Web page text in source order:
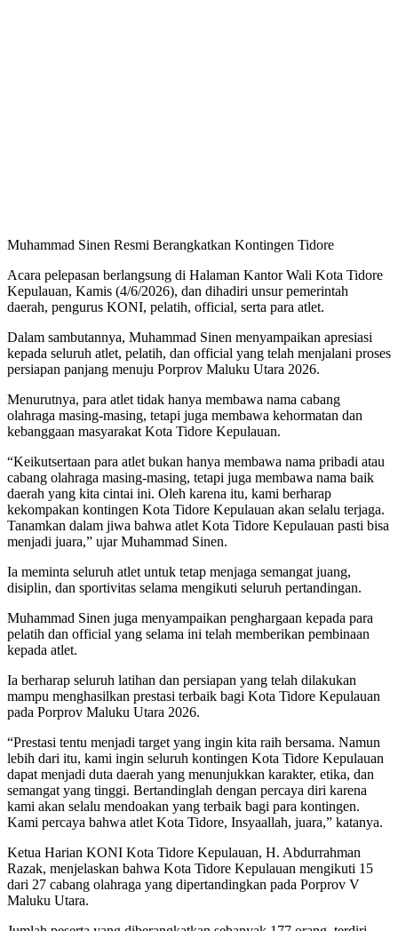
Muhammad Sinen Resmi Berangkatkan Kontingen Tidore
Acara pelepasan berlangsung di Halaman Kantor Wali Kota Tidore
Kepulauan, Kamis (4/6/2026), dan dihadiri unsur pemerintah
daerah, pengurus KONI, pelatih, official, serta para atlet.
Dalam sambutannya, Muhammad Sinen menyampaikan apresiasi
kepada seluruh atlet, pelatih, dan official yang telah menjalani proses
persiapan panjang menuju Porprov Maluku Utara 2026.
Menurutnya, para atlet tidak hanya membawa nama cabang
olahraga masing-masing, tetapi juga membawa kehormatan dan
kebanggaan masyarakat Kota Tidore Kepulauan.
“Keikutsertaan para atlet bukan hanya membawa nama pribadi atau
cabang olahraga masing-masing, tetapi juga membawa nama baik
daerah yang kita cintai ini. Oleh karena itu, kami berharap
kekompakan kontingen Kota Tidore Kepulauan akan selalu terjaga.
Tanamkan dalam jiwa bahwa atlet Kota Tidore Kepulauan pasti bisa
menjadi juara,” ujar Muhammad Sinen.
Ia meminta seluruh atlet untuk tetap menjaga semangat juang,
disiplin, dan sportivitas selama mengikuti seluruh pertandingan.
Muhammad Sinen juga menyampaikan penghargaan kepada para
pelatih dan official yang selama ini telah memberikan pembinaan
kepada atlet.
Ia berharap seluruh latihan dan persiapan yang telah dilakukan
mampu menghasilkan prestasi terbaik bagi Kota Tidore Kepulauan
pada Porprov Maluku Utara 2026.
“Prestasi tentu menjadi target yang ingin kita raih bersama. Namun
lebih dari itu, kami ingin seluruh kontingen Kota Tidore Kepulauan
dapat menjadi duta daerah yang menunjukkan karakter, etika, dan
semangat yang tinggi. Bertandinglah dengan percaya diri karena
kami akan selalu mendoakan yang terbaik bagi para kontingen.
Kami percaya bahwa atlet Kota Tidore, Insyaallah, juara,” katanya.
Ketua Harian KONI Kota Tidore Kepulauan, H. Abdurrahman
Razak, menjelaskan bahwa Kota Tidore Kepulauan mengikuti 15
dari 27 cabang olahraga yang dipertandingkan pada Porprov V
Maluku Utara.